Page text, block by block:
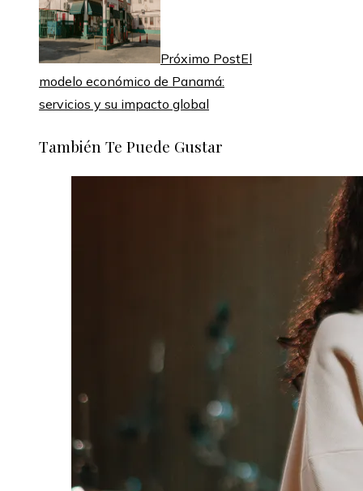
Próximo PostEl
modelo económico de Panamá:
servicios y su impacto global
También Te Puede Gustar